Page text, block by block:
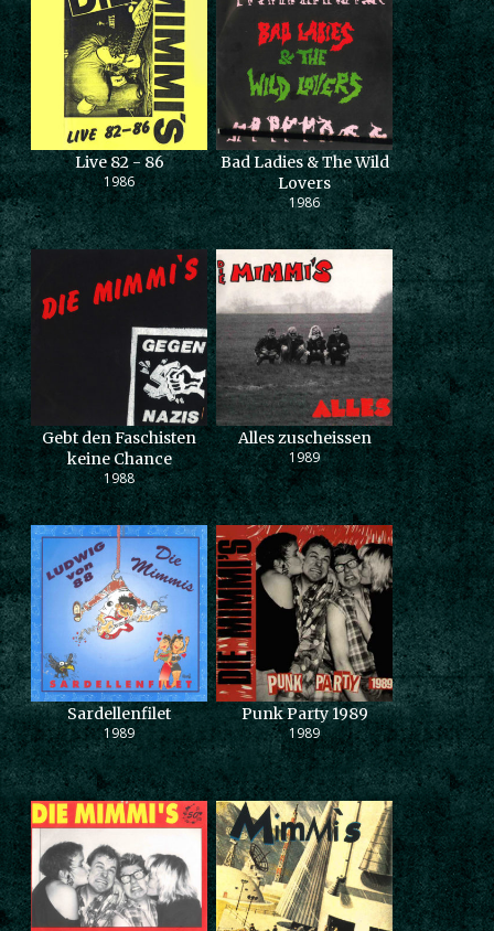
Live 82 - 86
1986
Bad Ladies & The Wild
Lovers
1986
Gebt den Faschisten
keine Chance
1988
Alles zuscheissen
1989
Sardellenfilet
1989
Punk Party 1989
1989